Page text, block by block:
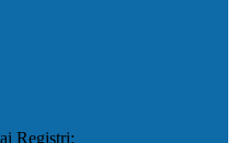
Registri: